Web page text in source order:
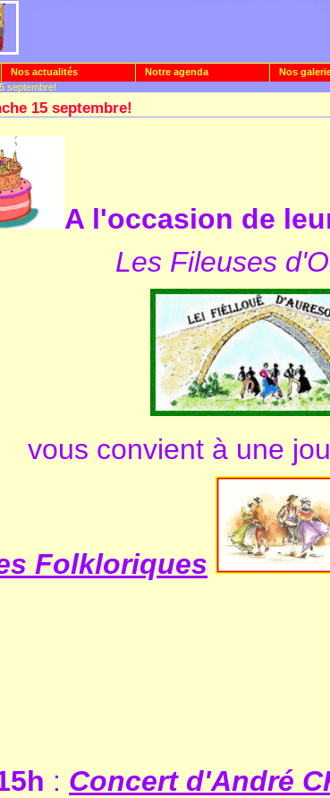
Nos actualités Notre agenda Nos
septembre!
15 septembre!
A l'occasion de
Les Fileuses
vous convient à une
Folkloriques
: Concert d'André